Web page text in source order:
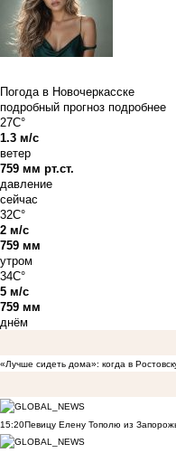
Погода в Новочеркасске
подробный прогноз подробнее
27C°
1.3 м/с
ветер
759 мм рт.ст.
давление
сейчас
32C°
2 м/с
759 мм
утром
34C°
5 м/с
759 мм
днём
«Лучше сидеть дома»: когда в
15:20Певицу Елену Тополю из